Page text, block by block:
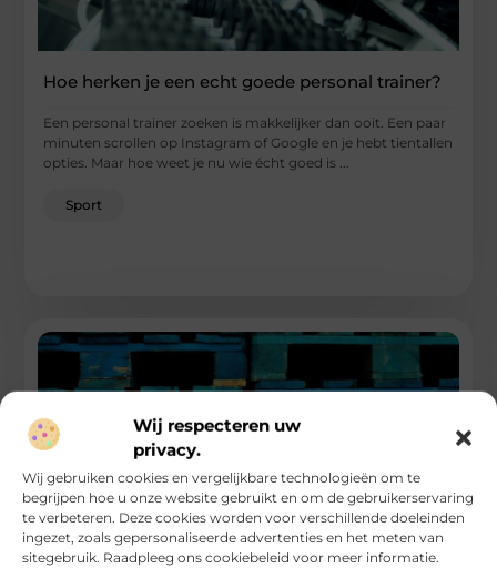
Wij respecteren uw
privacy.
Wij gebruiken cookies en vergelijkbare technologieën om te
begrijpen hoe u onze website gebruikt en om de gebruikerservaring
te verbeteren. Deze cookies worden voor verschillende doeleinden
ingezet, zoals gepersonaliseerde advertenties en het meten van
sitegebruik. Raadpleeg ons cookiebeleid voor meer informatie.
Hoe herken je een echt goede personal trainer?
Een personal trainer zoeken is makkelijker dan ooit. Een paar
minuten scrollen op Instagram of Google en je hebt tientallen
opties. Maar hoe weet je nu wie écht goed is ...
Sport